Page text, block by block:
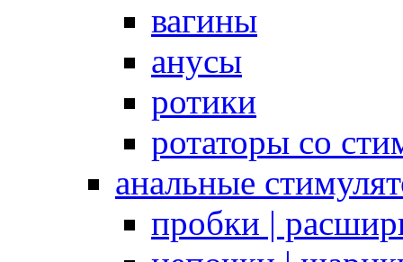
вагины
анусы
ротики
ротаторы со
анальные
пробки |